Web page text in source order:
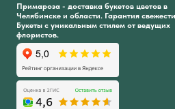
Примароза - доставка букетов цветов в
Челябинске и области. Гарантия
Букеты с уникальным стилем от ведущих
флористов.